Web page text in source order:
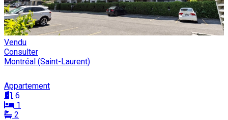
Vendu
Consulter
Montréal (Saint-Laurent)
Appartement
6
1
2